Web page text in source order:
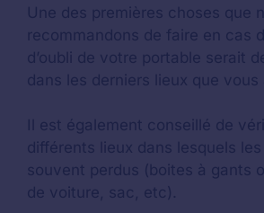
Une des premières choses que
recommandons de faire en cas
d’oubli de votre portable serait
dans les derniers lieux que
Il est également conseillé de
différents lieux dans lesquels
souvent perdus (boites à gants
de voiture, sac, etc).